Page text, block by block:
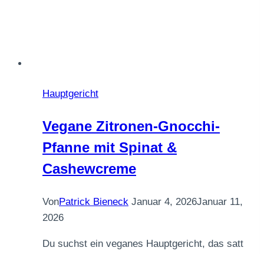
Hauptgericht
Vegane Zitronen-Gnocchi-
Pfanne mit Spinat &
Cashewcreme
VonPatrick Bieneck Januar 4, 2026Januar 11,
2026
Du suchst ein veganes Hauptgericht, das satt